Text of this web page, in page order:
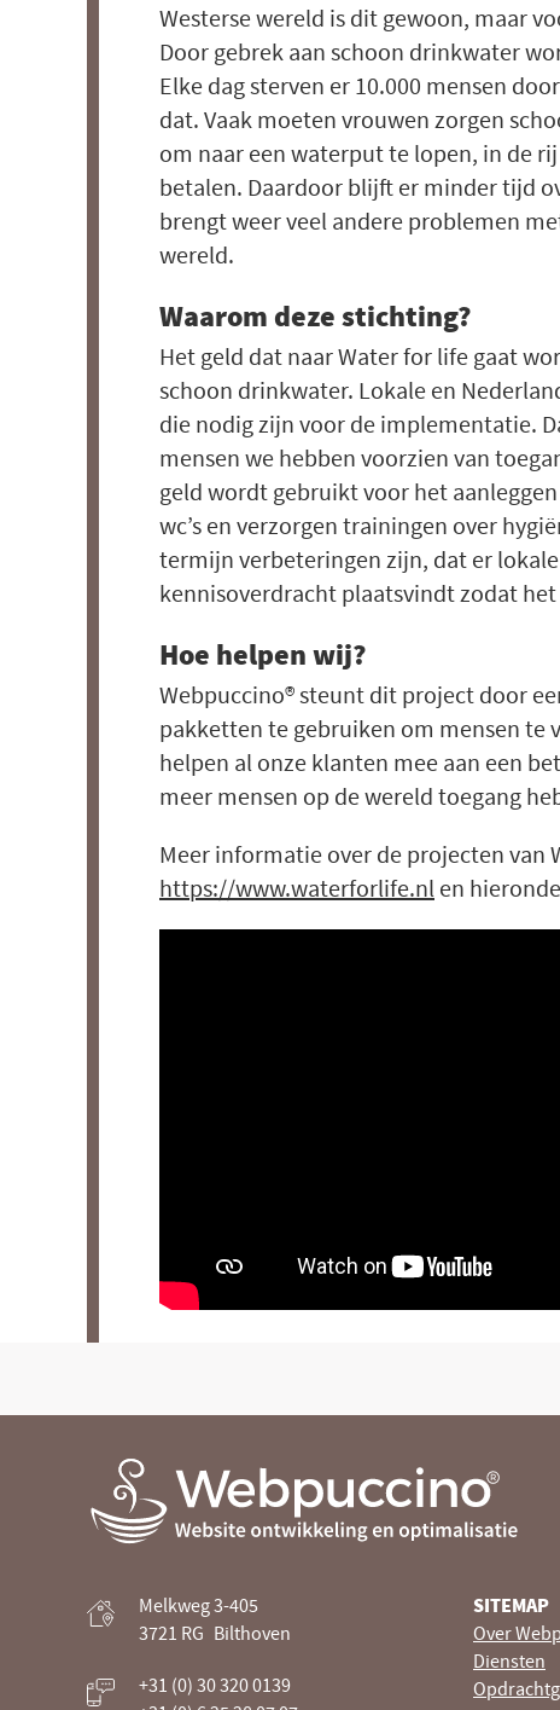
Westerse wereld is dit gewoon, maar
Door gebrek aan schoon drinkwater
Elke dag sterven er 10.000 mensen
dat. Vaak moeten vrouwen zorgen
om naar een waterput te lopen, in de
betalen. Daardoor blijft er minder tijd
brengt weer veel andere problemen
wereld.
Waarom deze stichting?
Het geld dat naar Water for life gaat
schoon drinkwater. Lokale en
die nodig zijn voor de implementatie.
mensen we hebben voorzien van
geld wordt gebruikt voor het
wc’s en verzorgen trainingen over
termijn verbeteringen zijn, dat er
kennisoverdracht plaatsvindt zodat
Hoe helpen wij?
Webpuccino® steunt dit project door
pakketten te gebruiken om mensen te
helpen al onze klanten mee aan een
meer mensen op de wereld toegang
Meer informatie over de projecten van
https://www.waterforlife.nl en
Je website beheren alsof je koffie drinkt
Melkweg 3-405
3721 RG Bilthoven
+31 (0) 30 320 0139
SITEMAP
Over
Diensten